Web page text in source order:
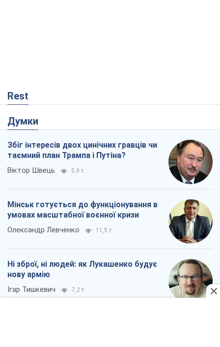
Rest
Думки
Збіг інтересів двох цинічних гравців чи
таємний план Трампа і Путіна?
Віктор Швець 5,9 т.
Мінськ готується до функціонування в
умовах масштабної воєнної кризи
Олександр Левченко 11,5 т.
Ні зброї, ні людей: як Лукашенко будує
нову армію
Ігар Тишкевич 7,2 т.